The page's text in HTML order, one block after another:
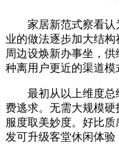
家居新范式察看认
业的做法逐步加大结
周边设焕新办事坐，
种离用户更近的渠道模
最初从以上维度总
费逃求。无需大规模
服度取美妙度。好比
发可升级客堂休闲体验